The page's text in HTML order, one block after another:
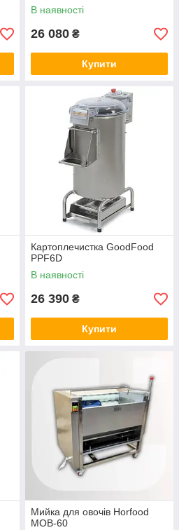
В наявності
26 080 ₴
Купити
Картоплечистка GoodFood
PPF6D
В наявності
26 390 ₴
Купити
Мийка для овочів Horfood
МОВ-60